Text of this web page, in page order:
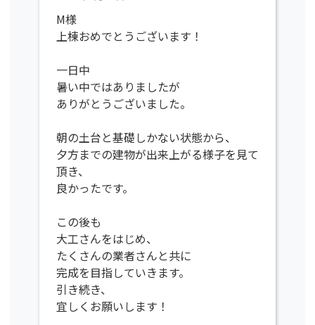
M様
上棟おめでとうございます！
一日中
暑い中ではありましたが
ありがとうございました。
朝の土台と基礎しかない状態から、
夕方までの建物が出来上がる様子を見て
頂き、
良かったです。
この後も
大工さんをはじめ、
たくさんの業者さんと共に
完成を目指していきます。
引き続き、
宜しくお願いします！